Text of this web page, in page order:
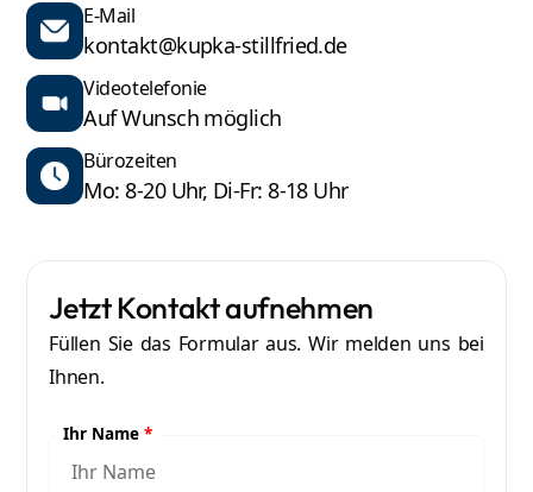
E-Mail
kontakt@kupka-stillfried.de
Videotelefonie
Auf Wunsch möglich
Bürozeiten
Mo: 8-20 Uhr, Di-Fr: 8-18 Uhr
Jetzt Kontakt aufnehmen
Füllen Sie das Formular aus. Wir melden uns bei
Ihnen.
Ihr Name*